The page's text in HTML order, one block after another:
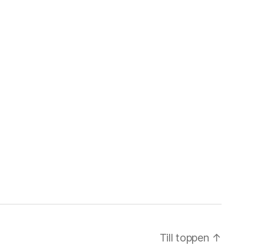
Till toppen ↑